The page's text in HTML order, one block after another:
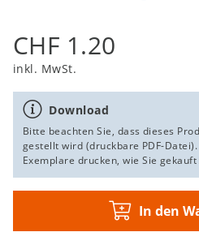
CHF 1.20
inkl. MwSt.
Download
Bitte beachten Sie, dass dieses
gestellt wird (druckbare PDF-
Exemplare drucken, wie Sie
In den